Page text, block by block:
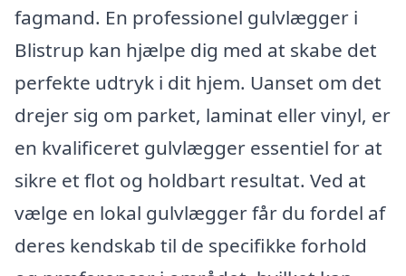
fagmand. En professionel gulvlægger i
Blistrup kan hjælpe dig med at skabe det
perfekte udtryk i dit hjem. Uanset om det
drejer sig om parket, laminat eller vinyl, er
en kvalificeret gulvlægger essentiel for at
sikre et flot og holdbart resultat. Ved at
vælge en lokal gulvlægger får du fordel af
deres kendskab til de specifikke forhold